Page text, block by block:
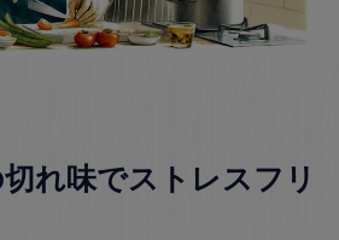
れ味でストレスフリ